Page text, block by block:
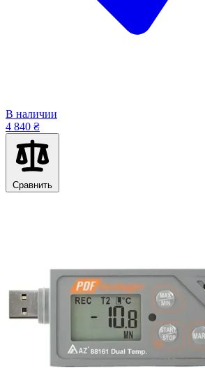
В наличии
4 840 ₴
Сравнить